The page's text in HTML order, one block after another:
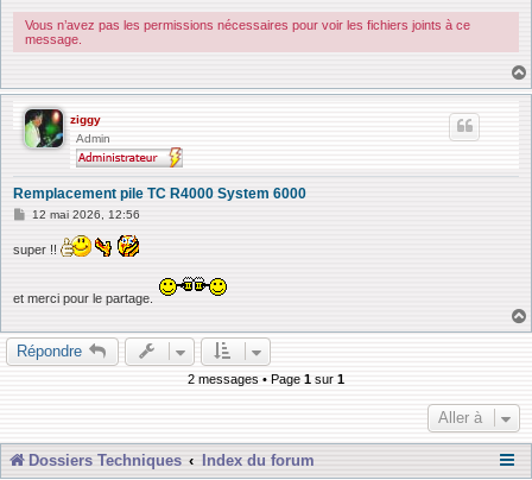
Vous n’avez pas les permissions nécessaires pour voir les fichiers joints à ce
message.
ziggy
Admin
Remplacement pile TC R4000 System 6000
M
s
e
12 mai 2026, 12:56
super !!
et merci pour le partage.
Répondre
2 messages • Page 1 sur 1
Aller à
Dossiers Techniques Index du forum